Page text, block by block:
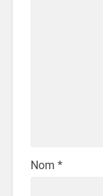
Nom *